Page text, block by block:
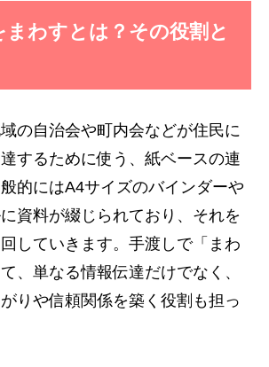
まわすとは？その役割と
の自治会や町内会などが住民に
するために使う、紙ベースの連
的にはA4サイズのバインダーや
資料が綴じられており、それを
していきます。手渡しで「まわ
、単なる情報伝達だけでなく、
りや信頼関係を築く役割も担っ